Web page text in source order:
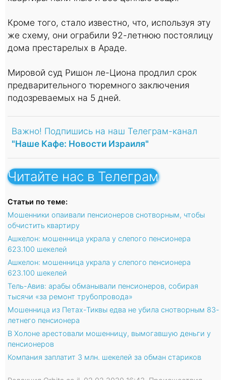
Кроме того, стало известно, что, используя эту
же схему, они ограбили 92-летнюю постоялицу
дома престарелых в Араде.
Мировой суд Ришон ле-Циона продлил срок
предварительного тюремного заключения
подозреваемых на 5 дней.
Важно! Подпишись на наш Телеграм-канал
"Наше Кафе: Новости Израиля"
Читайте нас в Телеграм
Статьи по теме:
Мошенники опаивали пенсионеров снотворным, чтобы
обчистить квартиру
Ашкелон: мошенница украла у слепого пенсионера
623.100 шекелей
Ашкелон: мошенница украла у слепого пенсионера
623.100 шекелей
Тель-Авив: арабы обманывали пенсионеров, собирая
тысячи «за ремонт трубопровода»
Мошенница из Петах-Тиквы едва не убила снотворным 83-
летнего пенсионера
В Холоне арестовали мошенницу, вымогавшую деньги у
пенсионеров
Компания заплатит 3 млн. шекелей за обман стариков